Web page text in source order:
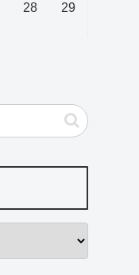
28
29